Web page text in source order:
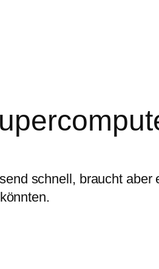
schnell, braucht